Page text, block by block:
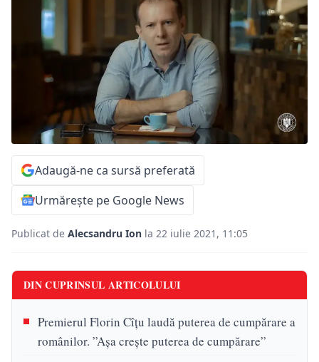
Adaugă-ne ca sursă preferată
Urmărește pe Google News
Publicat de Alecsandru Ion la 22 iulie 2021, 11:05
DIN CUPRINSUL ARTICOLULUI
Premierul Florin Cîțu laudă puterea de cumpărare a
românilor. ”Așa crește puterea de cumpărare”